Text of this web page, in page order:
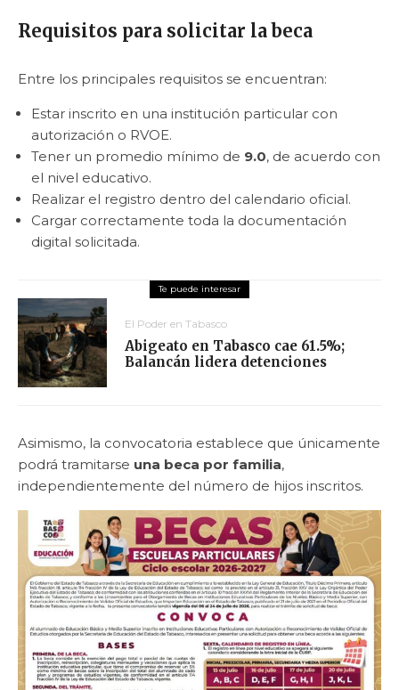
Requisitos para solicitar la beca
Entre los principales requisitos se encuentran:
Estar inscrito en una institución particular con
autorización o RVOE.
Tener un promedio mínimo de 9.0, de acuerdo con
el nivel educativo.
Realizar el registro dentro del calendario oficial.
Cargar correctamente toda la documentación
digital solicitada.
El Poder en Tabasco
Abigeato en Tabasco cae 61.5%;
Balancán lidera detenciones
Asimismo, la convocatoria establece que únicamente
podrá tramitarse una beca por familia,
independientemente del número de hijos inscritos.